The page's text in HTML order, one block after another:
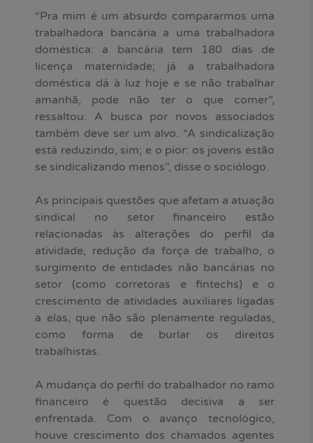
“Pra mim é um absurdo compararmos uma
trabalhadora bancária a uma trabalhadora
doméstica: a bancária tem 180 dias de
licença maternidade; já a trabalhadora
doméstica dá à luz hoje e se não trabalhar
amanhã, pode não ter o que comer”,
ressaltou. A busca por novos associados
também deve ser um alvo. “A sindicalização
está reduzindo, sim; e o pior: os jovens estão
se sindicalizando menos”, disse o sociólogo.
As principais questões que afetam a atuação
sindical no setor financeiro estão
relacionadas às alterações do perfil da
atividade, redução da força de trabalho, o
surgimento de entidades não bancárias no
setor (como corretoras e fintechs) e o
crescimento de atividades auxiliares ligadas
a elas, que não são plenamente reguladas,
como forma de burlar os direitos
trabalhistas.
A mudança do perfil do trabalhador no ramo
financeiro é questão decisiva a ser
enfrentada. Com o avanço tecnológico,
houve crescimento dos chamados agentes